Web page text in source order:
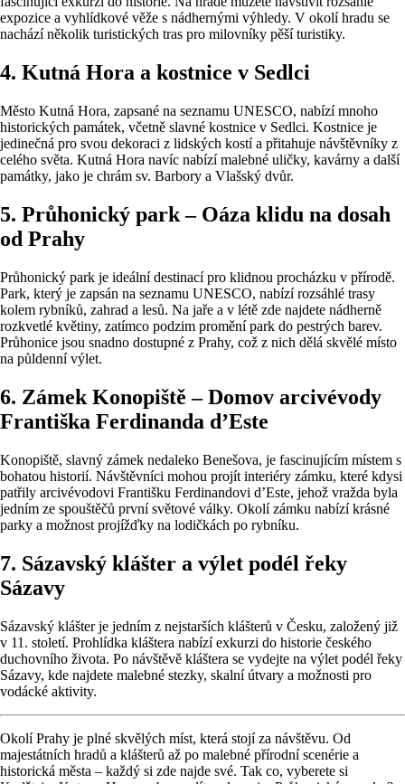
expozice a vyhlídkové věže s nádhernými výhledy. V okolí hradu se
nachází několik turistických tras pro milovníky pěší turistiky.
4. Kutná Hora a kostnice v Sedlci
Město Kutná Hora, zapsané na seznamu UNESCO, nabízí mnoho
historických památek, včetně slavné kostnice v Sedlci. Kostnice je
jedinečná pro svou dekoraci z lidských kostí a přitahuje návštěvníky z
celého světa. Kutná Hora navíc nabízí malebné uličky, kavárny a další
památky, jako je chrám sv. Barbory a Vlašský dvůr.
5. Průhonický park – Oáza klidu na dosah
od Prahy
Průhonický park je ideální destinací pro klidnou procházku v přírodě.
Park, který je zapsán na seznamu UNESCO, nabízí rozsáhlé trasy
kolem rybníků, zahrad a lesů. Na jaře a v létě zde najdete nádherně
rozkvetlé květiny, zatímco podzim promění park do pestrých barev.
Průhonice jsou snadno dostupné z Prahy, což z nich dělá skvělé místo
na půldenní výlet.
6. Zámek Konopiště – Domov arcivévody
Františka Ferdinanda d’Este
Konopiště, slavný zámek nedaleko Benešova, je fascinujícím místem s
bohatou historií. Návštěvníci mohou projít interiéry zámku, které kdysi
patřily arcivévodovi Františku Ferdinandovi d’Este, jehož vražda byla
jedním ze spouštěčů první světové války. Okolí zámku nabízí krásné
parky a možnost projížďky na lodičkách po rybníku.
7. Sázavský klášter a výlet podél řeky
Sázavy
Sázavský klášter je jedním z nejstarších klášterů v Česku, založený již
v 11. století. Prohlídka kláštera nabízí exkurzi do historie českého
duchovního života. Po návštěvě kláštera se vydejte na výlet podél řeky
Sázavy, kde najdete malebné stezky, skalní útvary a možnosti pro
vodácké aktivity.
Okolí Prahy je plné skvělých míst, která stojí za návštěvu. Od
majestátních hradů a klášterů až po malebné přírodní scenérie a
historická města – každý si zde najde své. Tak co, vyberete si